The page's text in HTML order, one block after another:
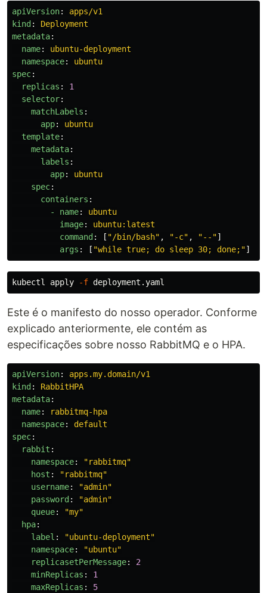
apiVersion:
apps/v1
kind :
Deployment
metadata:
name:
ubuntu-deployment
namespace:
ubuntu
spec:
replicas :
1
selector:
matchLabels :
app:
ubuntu
template:
metadata:
labels :
app:
ubuntu
spec:
containers :
- name:
ubuntu
image:
ubuntu:latest
command : [ "/bin/bash" , "-c" , "--"]
args : [ "while true; do sleep 30; done;"]
kubectl apply -f
Este é o manifesto do nosso operador. Conforme
explicado anteriormente, ele contém as
especificações sobre nosso RabbitMQ e o HPA.
apiVersion:
apps.my.domain/v1
kind :
RabbitHPA
metadata:
name:
rabbitmq-hpa
namespace:
default
spec:
rabbit :
namespace: "rabbitmq"
host : "rabbitmq"
username: "admin"
password : "admin"
queue: "my"
hpa:
label : "ubuntu-deployment"
namespace: "ubuntu"
replicasetPerMessage:
2
minReplicas :
1
maxReplicas : 5